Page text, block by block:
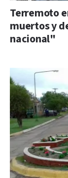
Terremoto
muertos y
nacional"